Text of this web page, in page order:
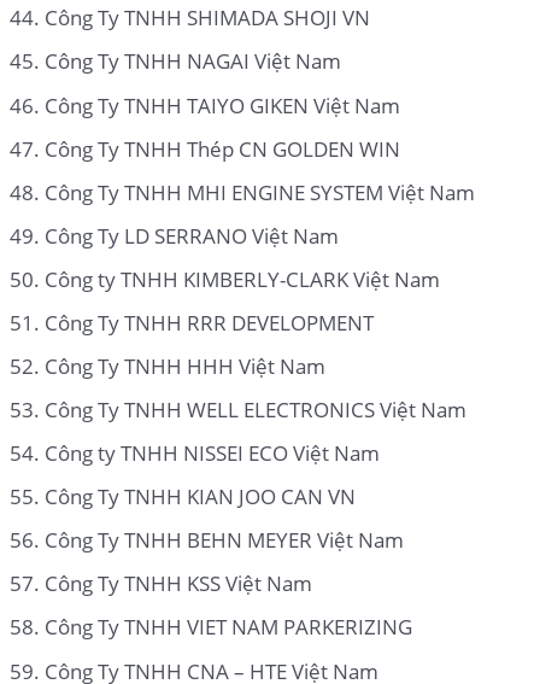
Công Ty TNHH SHIMADA SHOJI VN
Công Ty TNHH NAGAI Việt Nam
Công Ty TNHH TAIYO GIKEN Việt Nam
Công Ty TNHH Thép CN GOLDEN WIN
Công Ty TNHH MHI ENGINE SYSTEM Việt Nam
Công Ty LD SERRANO Việt Nam
Công ty TNHH KIMBERLY-CLARK Việt Nam
Công Ty TNHH RRR DEVELOPMENT
Công Ty TNHH HHH Việt Nam
Công Ty TNHH WELL ELECTRONICS Việt Nam
Công ty TNHH NISSEI ECO Việt Nam
Công Ty TNHH KIAN JOO CAN VN
Công Ty TNHH BEHN MEYER Việt Nam
Công Ty TNHH KSS Việt Nam
Công Ty TNHH VIET NAM PARKERIZING
Công Ty TNHH CNA – HTE Việt Nam